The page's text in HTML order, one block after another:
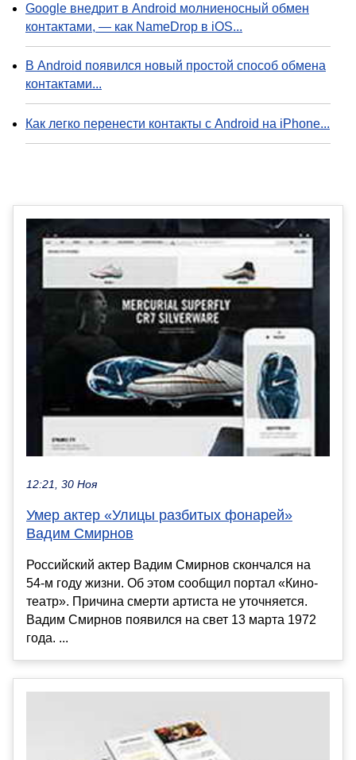
Google внедрит в Android молниеносный обмен
контактами, — как NameDrop в iOS...
В Android появился новый простой способ обмена
контактами...
Как легко перенести контакты с Android на iPhone...
12:21, 30 Ноя
Умер актер «Улицы разбитых фонарей»
Вадим Смирнов
Российский актер Вадим Смирнов скончался на
54-м году жизни. Об этом сообщил портал «Кино-
театр». Причина смерти артиста не уточняется.
Вадим Смирнов появился на свет 13 марта 1972
года. ...